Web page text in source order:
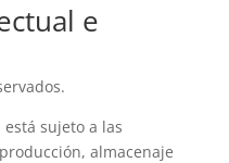
e
está sujeto a las
almacenaje